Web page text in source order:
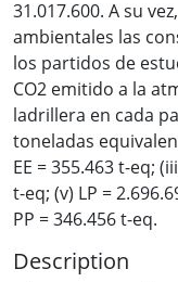
31.017.600. A su
ambientales las
los partidos de
CO2 emitido a la
ladrillera en cada
toneladas
EE = 355.463 t-eq;
t-eq; (v) LP =
PP = 346.456 t-eq.
Description